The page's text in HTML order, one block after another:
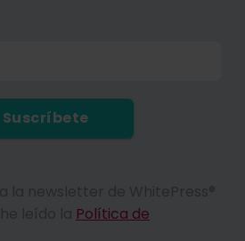
Suscríbete
Política de